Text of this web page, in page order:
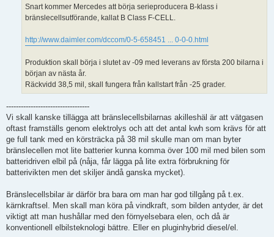
Snart kommer Mercedes att börja serieproducera B-klass i
bränslecellsutförande, kallat B Class F-CELL.
http://www.daimler.com/dccom/0-5-658451 ... 0-0-0.html
Produktion skall börja i slutet av -09 med leverans av första 200 bilarna i
början av nästa år.
Räckvidd 38,5 mil, skall fungera från kallstart från -25 grader.
----------------------------------
Vi skall kanske tillägga att bränslecellsbilarnas akilleshäl är att vätgasen
oftast framställs genom elektrolys och att det antal kwh som krävs för att
ge full tank med en körsträcka på 38 mil skulle man om man byter
bränslecellen mot lite batterier kunna komma över 100 mil med bilen som
batteridriven elbil på (nåja, får lägga på lite extra förbrukning för
batterivikten men det skiljer ändå ganska mycket).
Bränslecellsbilar är därför bra bara om man har god tillgång på t.ex.
kärnkraftsel. Men skall man köra på vindkraft, som bilden antyder, är det
viktigt att man hushållar med den förnyelsebara elen, och då är
konventionell elbilsteknologi bättre. Eller en pluginhybrid diesel/el.